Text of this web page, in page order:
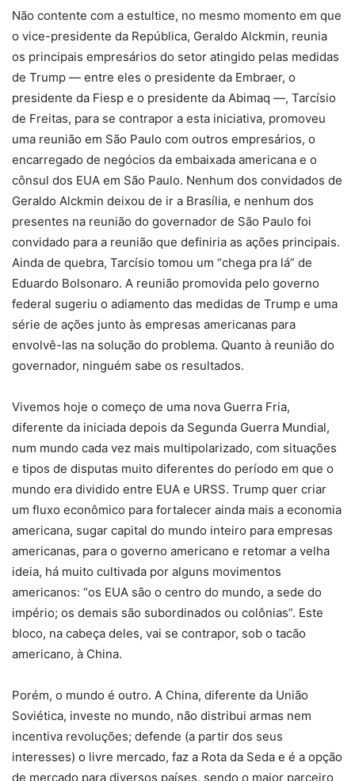
Não contente com a estultice, no mesmo momento em que
o vice-presidente da República, Geraldo Alckmin, reunia
os principais empresários do setor atingido pelas medidas
de Trump — entre eles o presidente da Embraer, o
presidente da Fiesp e o presidente da Abimaq —, Tarcísio
de Freitas, para se contrapor a esta iniciativa, promoveu
uma reunião em São Paulo com outros empresários, o
encarregado de negócios da embaixada americana e o
cônsul dos EUA em São Paulo. Nenhum dos convidados de
Geraldo Alckmin deixou de ir a Brasília, e nenhum dos
presentes na reunião do governador de São Paulo foi
convidado para a reunião que definiria as ações principais.
Ainda de quebra, Tarcísio tomou um “chega pra lá” de
Eduardo Bolsonaro. A reunião promovida pelo governo
federal sugeriu o adiamento das medidas de Trump e uma
série de ações junto às empresas americanas para
envolvê-las na solução do problema. Quanto à reunião do
governador, ninguém sabe os resultados.
Vivemos hoje o começo de uma nova Guerra Fria,
diferente da iniciada depois da Segunda Guerra Mundial,
num mundo cada vez mais multipolarizado, com situações
e tipos de disputas muito diferentes do período em que o
mundo era dividido entre EUA e URSS. Trump quer criar
um fluxo econômico para fortalecer ainda mais a economia
americana, sugar capital do mundo inteiro para empresas
americanas, para o governo americano e retomar a velha
ideia, há muito cultivada por alguns movimentos
americanos: “os EUA são o centro do mundo, a sede do
império; os demais são subordinados ou colônias”. Este
bloco, na cabeça deles, vai se contrapor, sob o tacão
americano, à China.
Porém, o mundo é outro. A China, diferente da União
Soviética, investe no mundo, não distribui armas nem
incentiva revoluções; defende (a partir dos seus
interesses) o livre mercado, faz a Rota da Seda e é a opção
de mercado para diversos países, sendo o maior parceiro